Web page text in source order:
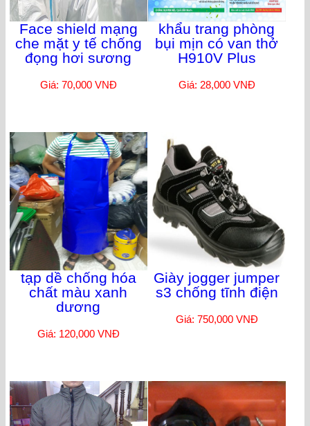
Face shield mạng
che mặt y tế chống
đọng hơi sương
Giá: 70,000 VNĐ
khẩu trang phòng
bụi mịn có van thở
H910V Plus
Giá: 28,000 VNĐ
tạp dề chống hóa
chất màu xanh
dương
Giá: 120,000 VNĐ
Giày jogger jumper
s3 chống tĩnh điện
Giá: 750,000 VNĐ